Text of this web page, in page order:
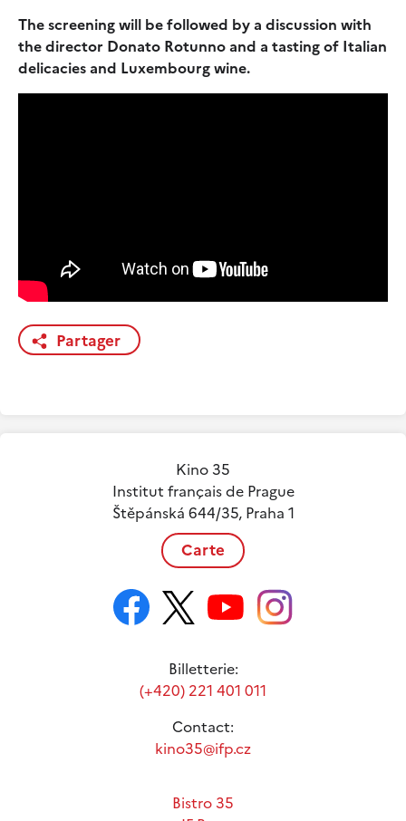
The screening will be followed by a discussion with
the director Donato Rotunno and a tasting of Italian
delicacies and Luxembourg wine.
Partager
Kino 35
Institut français de Prague
Štěpánská 644/35, Praha 1
Carte
Billetterie:
(+420) 221 401 011
Contact:
kino35@ifp.cz
Bistro 35